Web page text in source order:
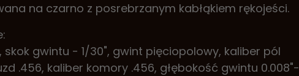
na czarno z posrebrzanym kabłąkiem rękojeści.
skok gwintu - 1/30", gwint pięciopolowy, kaliber pól
.456, kaliber komory .456, głębokość gwintu 0.008"-